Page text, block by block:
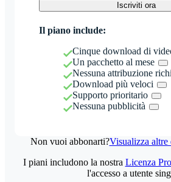
Iscriviti ora
Il piano include:
Cinque download di
Un pacchetto al mese
Nessuna attribuzione
Download più veloci
Supporto prioritario
Nessuna pubblicità
Non vuoi abbonarti?Visualizza
I piani includono la nostra Licenza
l'accesso a utente